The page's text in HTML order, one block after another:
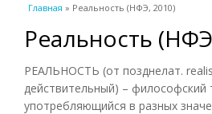
Вы здесь
Главная » Реальность (НФЭ, 2010)
Реальность
РЕАЛЬНОСТЬ (от позднелат.
действительный) – философский
употребляющийся в разных